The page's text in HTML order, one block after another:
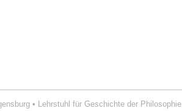
• Lehrstuhl für Geschichte der Philosophie